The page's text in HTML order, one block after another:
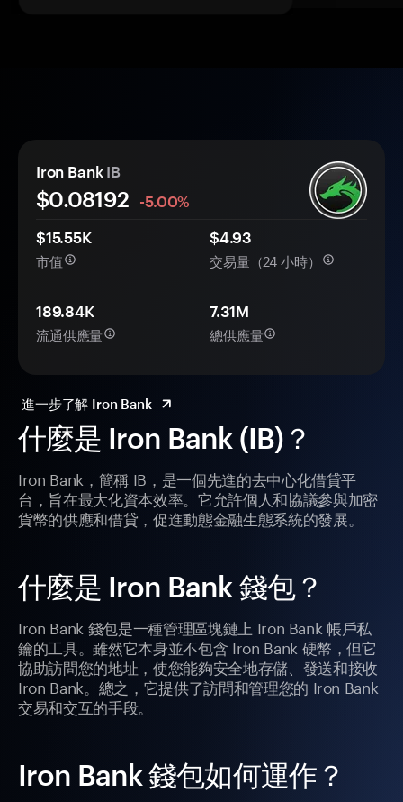
什麼是 Iron Bank (IB)？
Iron Bank，簡稱 IB，是一個先進的去中心化借貸平
台，旨在最大化資本效率。它允許個人和協議參與加密
貨幣的供應和借貸，促進動態金融生態系統的發展。
什麼是 Iron Bank 錢包？
Iron Bank 錢包是一種管理區塊鏈上 Iron Bank 帳戶私
鑰的工具。雖然它本身並不包含 Iron Bank 硬幣，但它
協助訪問您的地址，使您能夠安全地存儲、發送和接收
Iron Bank。總之，它提供了訪問和管理您的 Iron Bank
交易和交互的手段。
Iron Bank 錢包如何運作？
Iron Bank IB
$0.08192
-5.00%
$15.55K
市值
$4.93
交易量（24 小時）
189.84K
流通供應量
7.31M
總供應量
進一步了解 Iron Bank